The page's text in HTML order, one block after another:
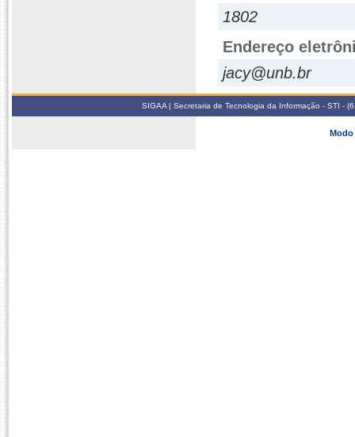
1802
Endereço
jacy@unb.br
SIGAA | Secretaria de Tecnologia da Informação - STI -
Modo